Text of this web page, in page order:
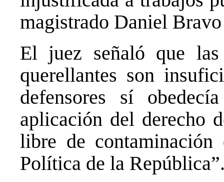
magistrado Daniel
El juez señaló que las
querellantes son
defensores sí
aplicación del derecho
libre de contaminación
Política de la